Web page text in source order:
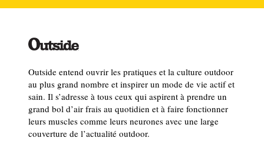
Outside entend ouvrir les pratiques et la culture outdoor
au plus grand nombre et inspirer un mode de vie actif et
sain. Il s’adresse à tous ceux qui aspirent à prendre un
grand bol d’air frais au quotidien et à faire fonctionner
leurs muscles comme leurs neurones avec une large
couverture de l’actualité outdoor.